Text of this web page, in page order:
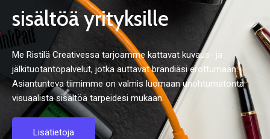
sisältöä yrityksille
Me Ristilä Creativessa tarjoamme kattavat kuvaus- ja
jälkituotantopalvelut, jotka auttavat brändiäsi erottumaan.
Asiantunteva tiimimme on valmis luomaan unohtumatonta
visuaalista sisältöä tarpeidesi mukaan.
Lisätietoja